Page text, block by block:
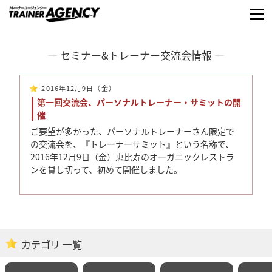
セミナー&トレーナー交流会情報
2016年12月9日（金）
第一回交流会、パーソナルトレーナー・サミットの開
催
ご要望が多かった、パーソナルトレーナーさん限定で
の交流会を、『トレーナーサミット』という名称で、
2016年12月9日（金）恵比寿のオーガニックレストラ
ンを貸し切って、初めて開催しました。
カテゴリ 一覧